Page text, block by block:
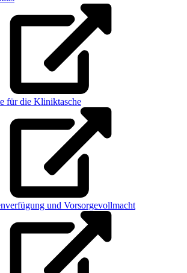
für die Kliniktasche
und Vorsorgevollmacht